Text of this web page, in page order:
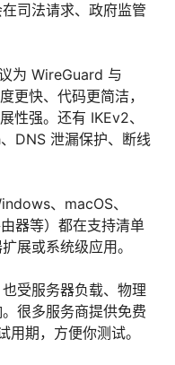
司法请求、政府监管
为 WireGuard 与
更快、代码更简洁，
性强。还有 IKEv2、
DNS 泄漏保护、断线
、macOS、
器等）都在支持清单
展或系统级应用。
受服务器负载、物理
很多服务商提供免费
期，方便你测试。